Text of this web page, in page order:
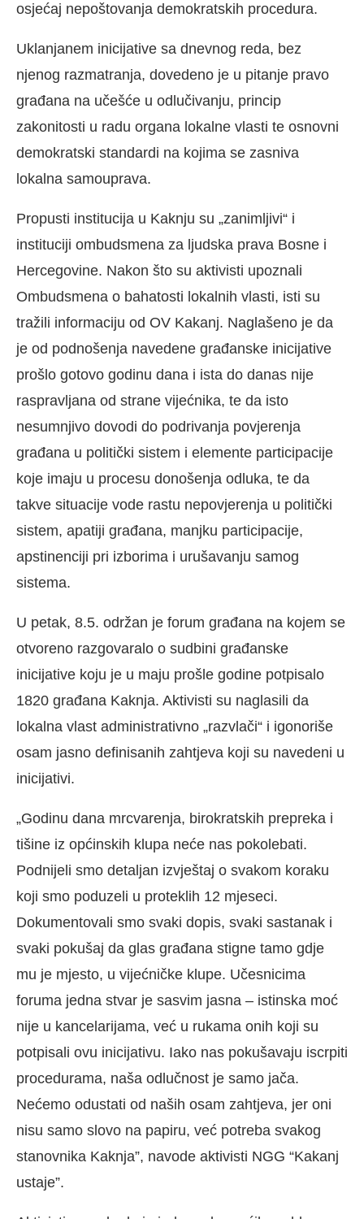
osjećaj nepoštovanja demokratskih procedura.
Uklanjanem inicijative sa dnevnog reda, bez
njenog razmatranja, dovedeno je u pitanje pravo
građana na učešće u odlučivanju, princip
zakonitosti u radu organa lokalne vlasti te osnovni
demokratski standardi na kojima se zasniva
lokalna samouprava.
Propusti institucija u Kaknju su „zanimljivi“ i
instituciji ombudsmena za ljudska prava Bosne i
Hercegovine. Nakon što su aktivisti upoznali
Ombudsmena o bahatosti lokalnih vlasti, isti su
tražili informaciju od OV Kakanj. Naglašeno je da
je od podnošenja navedene građanske inicijative
prošlo gotovo godinu dana i ista do danas nije
raspravljana od strane vijećnika, te da isto
nesumnjivo dovodi do podrivanja povjerenja
građana u politički sistem i elemente participacije
koje imaju u procesu donošenja odluka, te da
takve situacije vode rastu nepovjerenja u politički
sistem, apatiji građana, manjku participacije,
apstinenciji pri izborima i urušavanju samog
sistema.
U petak, 8.5. održan je forum građana na kojem se
otvoreno razgovaralo o sudbini građanske
inicijative koju je u maju prošle godine potpisalo
1820 građana Kaknja. Aktivisti su naglasili da
lokalna vlast administrativno „razvlači“ i igonoriše
osam jasno definisanih zahtjeva koji su navedeni u
inicijativi.
„Godinu dana mrcvarenja, birokratskih prepreka i
tišine iz općinskih klupa neće nas pokolebati.
Podnijeli smo detaljan izvještaj o svakom koraku
koji smo poduzeli u proteklih 12 mjeseci.
Dokumentovali smo svaki dopis, svaki sastanak i
svaki pokušaj da glas građana stigne tamo gdje
mu je mjesto, u vijećničke klupe. Učesnicima
foruma jedna stvar je sasvim jasna – istinska moć
nije u kancelarijama, već u rukama onih koji su
potpisali ovu inicijativu. Iako nas pokušavaju iscrpiti
procedurama, naša odlučnost je samo jača.
Nećemo odustati od naših osam zahtjeva, jer oni
nisu samo slovo na papiru, već potreba svakog
stanovnika Kaknja”, navode aktivisti NGG “Kakanj
ustaje”.